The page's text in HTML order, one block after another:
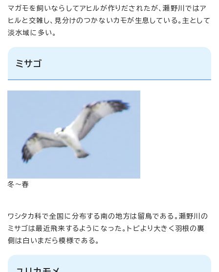
マガモを飼いならしてアヒルが作りだされたが、瀬野川ではア
ヒルと交雑し、見分けのつかないカモが生息している。主として
淡水域に多い。
ミサゴ
冬～春
ワシタカ科で全国に分布する南の地方は留鳥である。瀬野川の
ミサゴは最近飛来するようになった。トビより大きく羽根の裏
側は白いまだら模様である。